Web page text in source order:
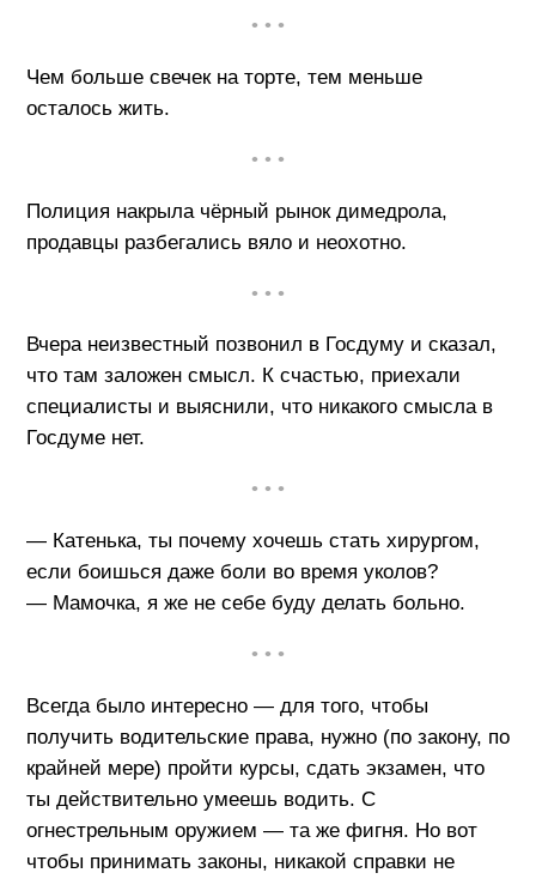
• • •
Чем больше свечек на торте, тем меньше
осталось жить.
• • •
Полиция накрыла чёрный рынок димедрола,
продавцы разбегались вяло и неохотно.
• • •
Вчера неизвестный позвонил в Госдуму и сказал,
что там заложен смысл. К счастью, приехали
специалисты и выяснили, что никакого смысла в
Госдуме нет.
• • •
— Катенька, ты почему хочешь стать хирургом,
если боишься даже боли во время уколов?
— Мамочка, я же не себе буду делать больно.
• • •
Всегда было интересно — для того, чтобы
получить водительские права, нужно (по закону, по
крайней мере) пройти курсы, сдать экзамен, что
ты действительно умеешь водить. С
огнестрельным оружием — та же фигня. Но вот
чтобы принимать законы, никакой справки не